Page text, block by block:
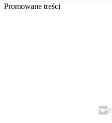
Promowane treści